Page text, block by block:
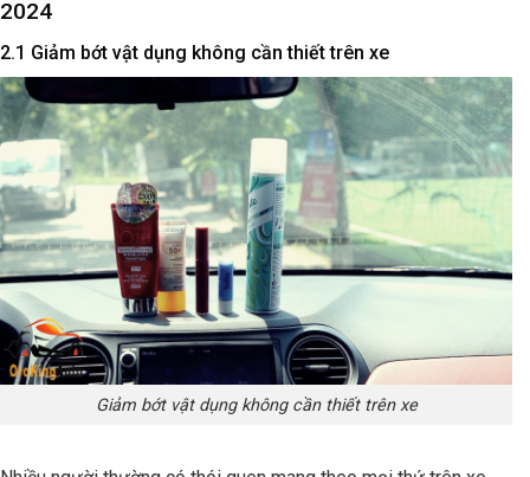
2024
2.1 Giảm bớt vật dụng không cần thiết trên xe
Giảm bớt vật dụng không cần thiết trên xe